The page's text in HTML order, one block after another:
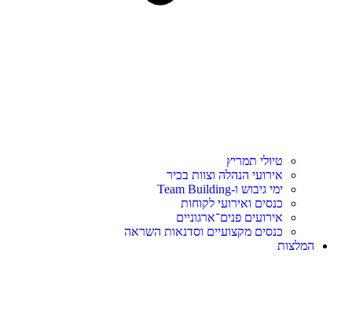
טיולי תמריץ
אירועי הנהלה וצוות בכיר
ימי גיבוש ו-Team Building
כנסים ואירועי לקוחות
אירועים פנים־ארגוניים
כנסים מקצועיים וסדנאות השראה
המלצות